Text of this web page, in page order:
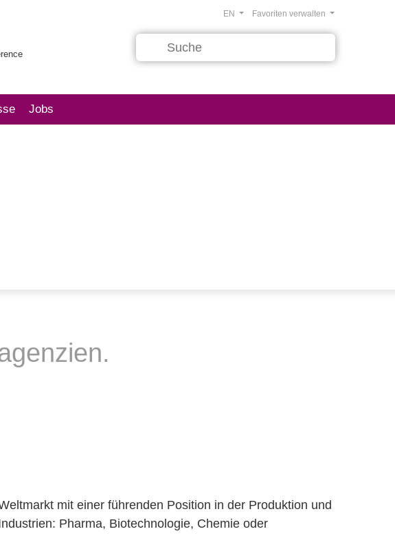
Favoriten verwalten
EN
Jobs
mit einer führenden Position in der Produktion und
Pharma, Biotechnologie, Chemie oder